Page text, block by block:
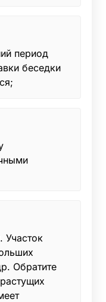
период
беседки
Участок
Обратите